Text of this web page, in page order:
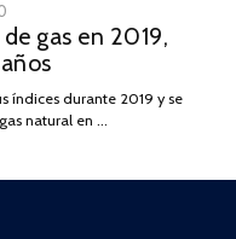
DE
JULIO
2025
gas en 2019,
índices durante 2019 y se
natural en …